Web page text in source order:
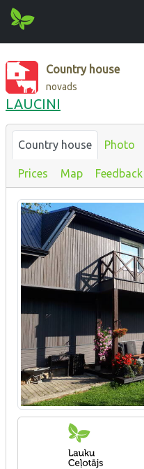
Country house
novads
LAUCINI
Country house Photo
Prices Map Feedback